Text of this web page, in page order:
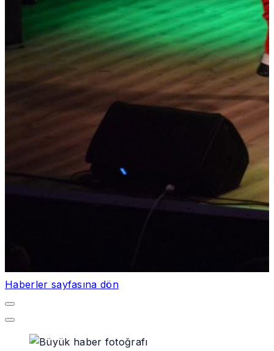
Haberler sayfasına dön